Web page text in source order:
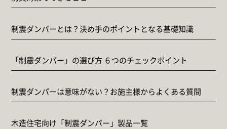
制震ダンパーとは？決め手のポイントとなる基礎知識
「制震ダンパー」の選び方 ６つのチェックポイント
制震ダンパーは意味がない？お施主様からよくある質問
木造住宅向け「制震ダンパー」製品一覧